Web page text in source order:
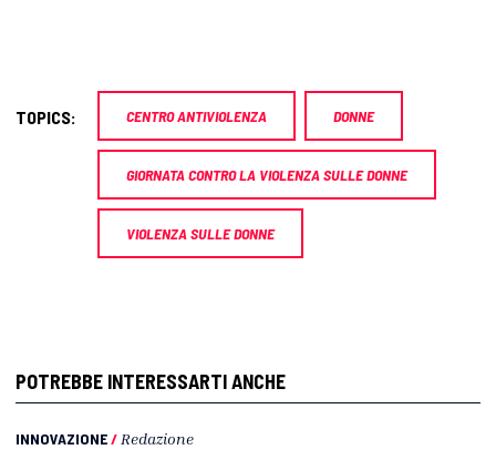
TOPICS: CENTRO ANTIVIOLENZA DONNE
GIORNATA CONTRO LA VIOLENZA SULLE DONNE
VIOLENZA SULLE DONNE
POTREBBE INTERESSARTI ANCHE
INNOVAZIONE/ Redazione